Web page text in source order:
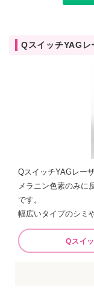
QスイッチYAGレ
QスイッチYAGレー
メラニン色素のみに
です。
幅広いタイプのシミ
Qスイ